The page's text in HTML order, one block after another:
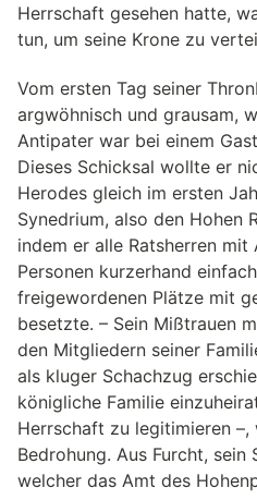
Herrschaft gesehen hatte,
tun, um seine Krone zu
Vom ersten Tag seiner
argwöhnisch und grausam,
Antipater war bei einem
Dieses Schicksal wollte er
Herodes gleich im ersten
Synedrium, also den Hohen
indem er alle Ratsherren mit
Personen kurzerhand
freigewordenen Plätze mit
besetzte. – Sein Mißtrauen
den Mitgliedern seiner
als kluger Schachzug
königliche Familie
Herrschaft zu legitimieren –,
Bedrohung. Aus Furcht, sein
welcher das Amt des